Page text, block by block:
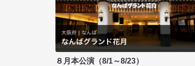
８月本公演（8/1～8/23）